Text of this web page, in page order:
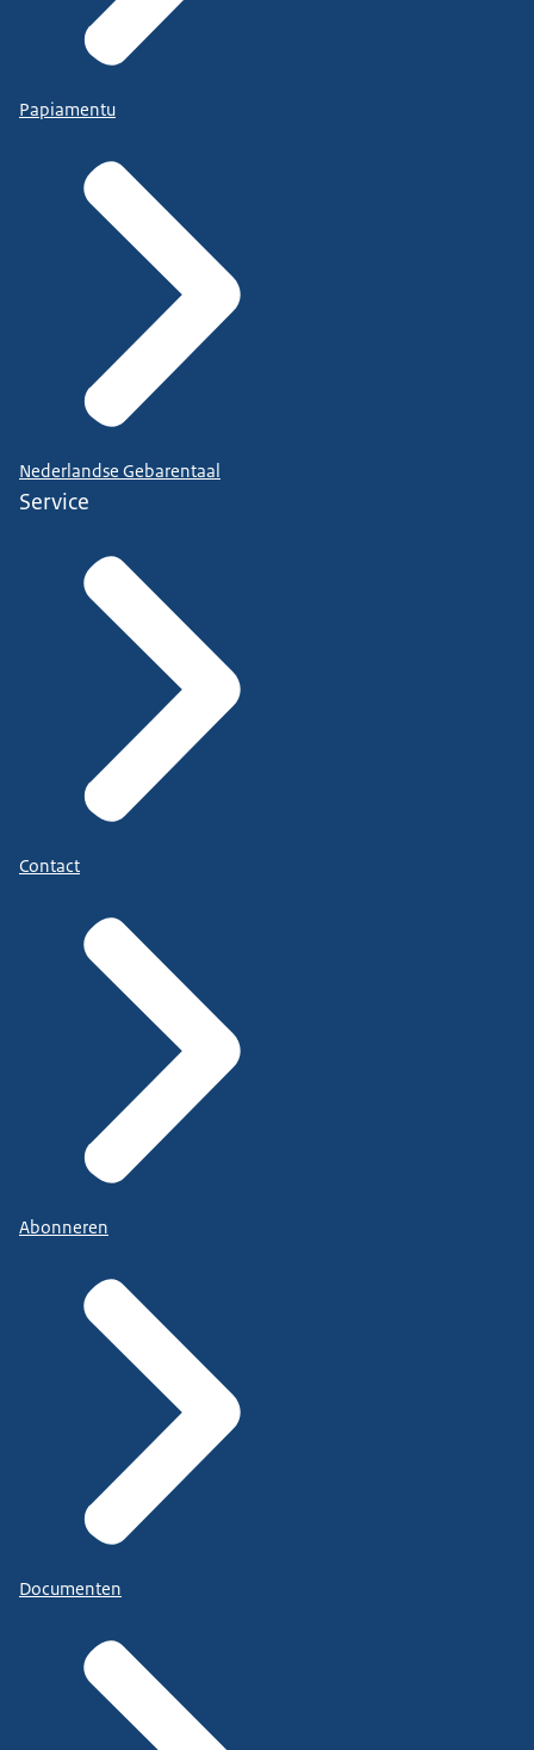
Papiamentu
Nederlandse Gebarentaal
Service
Contact
Abonneren
Documenten